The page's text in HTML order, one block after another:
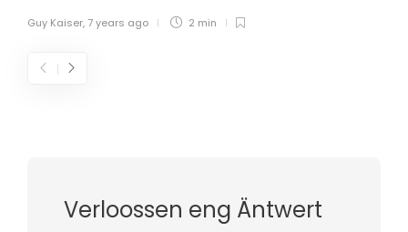
Guy Kaiser, 7 years ago 2 min
Verloossen eng Äntwert